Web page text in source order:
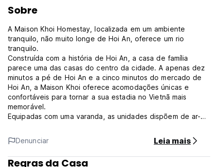
Sobre
A Maison Khoi Homestay, localizada em um ambiente
tranquilo, não muito longe de Hoi An, oferece um rio
tranquilo.
Construída com a história de Hoi An, a casa de família
parece uma das casas do centro da cidade. A apenas dez
minutos a pé de Hoi An e a cinco minutos do mercado de
Hoi An, a Maison Khoi oferece acomodações únicas e
confortáveis ​​para tornar a sua estadia no Vietnã mais
memorável.
Equipadas com uma varanda, as unidades dispõem de ar-
bidê e secador de cabelo. Um frigorífico e uma chaleira
também são fornecidos.
O alojamento de acomodação e pequeno-almoço serve um
Denunciar Leia mais
Regras da Casa